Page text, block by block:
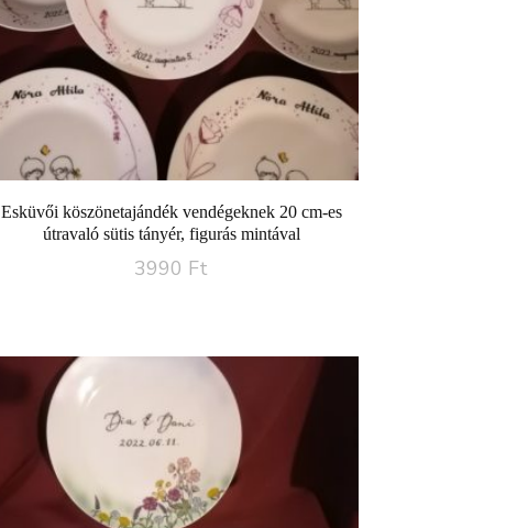
Esküvői köszönetajándék vendégeknek 20 cm-es
útravaló sütis tányér, figurás mintával
3990 Ft